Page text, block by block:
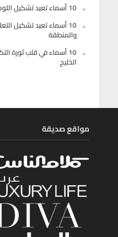
10 أسماء تعيد تشكيل اللوجستيات الذكية في الخليج
10 أسماء تعيد تشكيل
والمنطقة
10 أسماء في قلب ثورة
الخليج
مواقع صديقة